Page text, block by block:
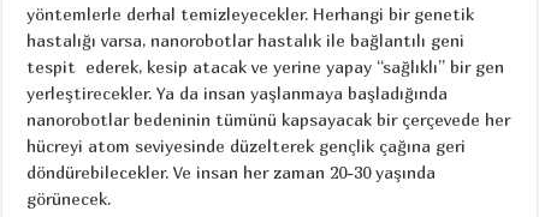
yöntemlerle derhal temizleyecekler. Herhangi bir genetik
hastalığı varsa, nanorobotlar hastalık ile bağlantılı geni
tespit ederek, kesip atacak ve yerine yapay “sağlıklı” bir gen
yerleştirecekler. Ya da insan yaşlanmaya başladığında
nanorobotlar bedeninin tümünü kapsayacak bir çerçevede her
hücreyi atom seviyesinde düzelterek gençlik çağına geri
döndürebilecekler. Ve insan her zaman 20-30 yaşında
görünecek.